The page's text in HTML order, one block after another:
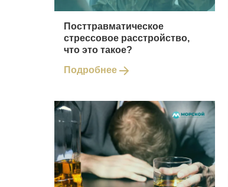
Посттравматическое
стрессовое расстройство,
что это такое?
Подробнее